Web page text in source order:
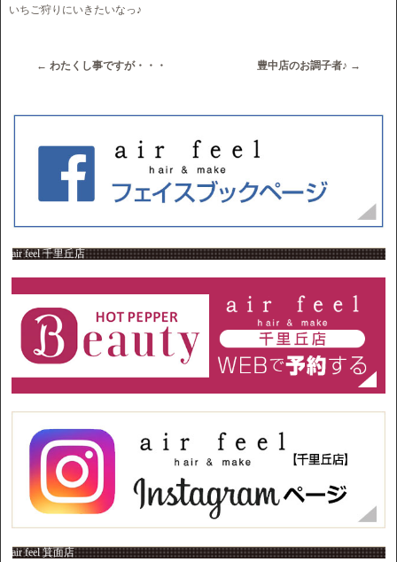
いちご狩りにいきたいなっ♪
← わたくし事ですが・・・ 豊中店のお調子者♪ →
air feel 千里丘店
air feel 箕面店